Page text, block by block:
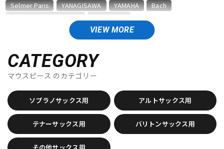
パーカッション
キーボード
管楽器 その他楽器
アンプ エフェクター
VIEW MORE
Selmer Paris YANAGISAWA YAMAHA
Bach
AKAI Al Cass
Alexander Karavaev
Alfred Lupot
ALISYN Anfree
Antoine Courtois
ARB
B
B.AIR B.Tilz Bach BAGS BAM
Beaumont
Beechler
Berg Larsen BERP Besson
BEST BRASS
BG
BIRD STRAP BLUE JUICE
Bob Reeves
Bobby Dukoff
Boveda Brancher
Brand
Brass Lab.MOMO
Brasspire
CATEGORY
マウスピース のカテゴリー
ソプラノサックス用 アルトサックス用
テナーサックス用 バリトンサックス用